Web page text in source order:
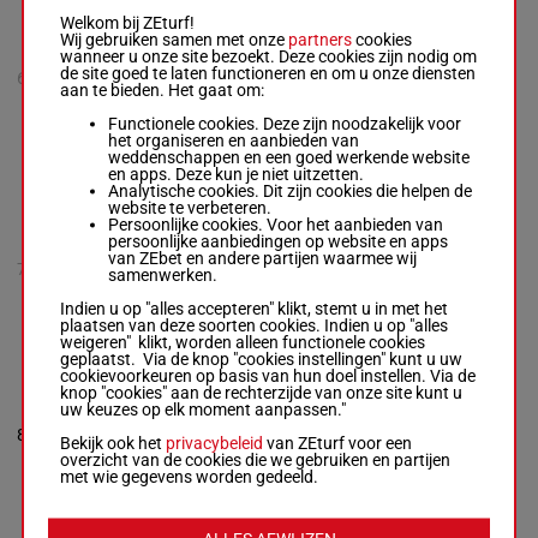
6
NS
Marie Hafstad
Eriksson-Marie
Hafstad
Eriksson
- € 1.384
6a 8a 7a (25) Qa
M/32140m1'21"6
€ 1.384
6a 8a 7a
(25) Qa
7
OVERANDOUT
Erika Rosén
-Tina
R/3 - 2140m
Qa (25) Qa
R/32140m
Qa (25)
8
BILLAN
Henrik
Svensson-
Henrik Svensson
M/3 - 2140m -
1'17"7
Qa (25) Qa
M/3 2140m 1'17"7 Qa
Welkom bij ZEturf!
Wij gebruiken samen met onze partnerscookies
wanneer u onze site bezoekt. Deze cookies zijn nodig om
de site goed te laten functioneren en om u onze diensten
aan te bieden. Het gaat om:
Functionele cookies. Deze zijn noodzakelijk voor
het organiseren en aanbieden van
weddenschappen en een goed werkende website
en apps. Deze kun je niet uitzetten.
Analytische cookies. Dit zijn cookies die helpen de
website te verbeteren.
Persoonlijke cookies. Voor het aanbieden van
persoonlijke aanbiedingen op website en apps
van ZEbet en andere partijen waarmee wij
samenwerken.
Indien u op "alles accepteren" klikt, stemt u in met het
plaatsen van deze soorten cookies. Indien u op "alles
weigeren" klikt, worden alleen functionele cookies
geplaatst. Via de knop "cookies instellingen" kunt u uw
cookievoorkeuren op basis van hun doel instellen. Via de
knop "cookies" aan de rechterzijde van onze site kunt u
uw keuzes op elk moment aanpassen."
Bekijk ook het privacybeleid van ZEturf voor een
overzicht van de cookies die we gebruiken en partijen
met wie gegevens worden gedeeld.